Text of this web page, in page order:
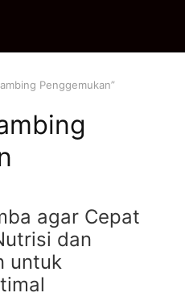
Penggemukan”
agar Cepat
dan
untuk